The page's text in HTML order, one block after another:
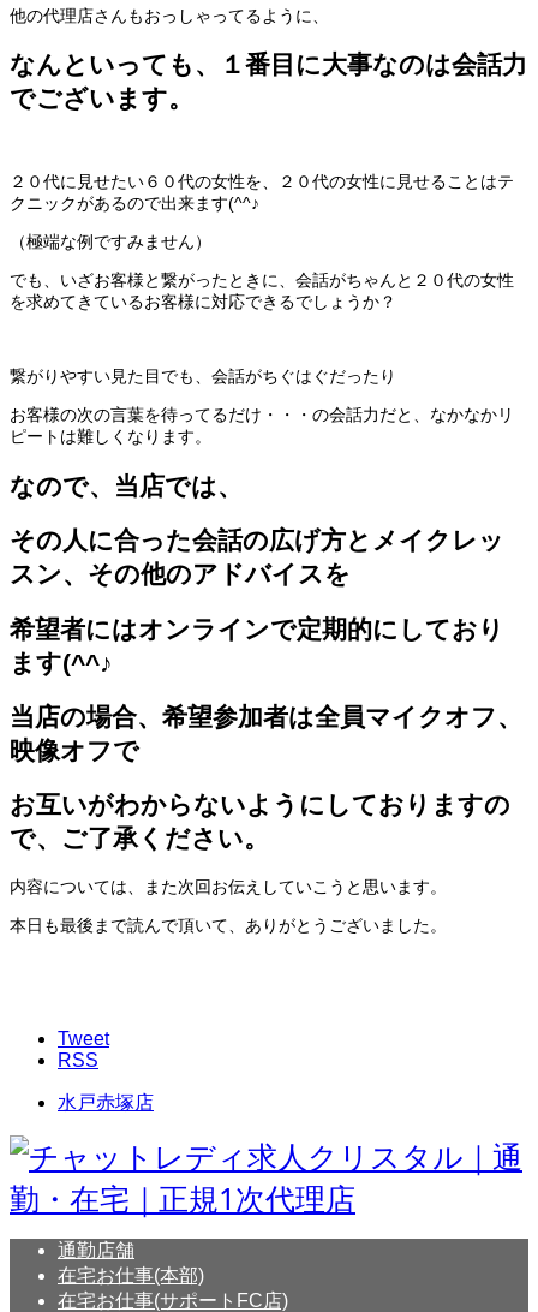
他の代理店さんもおっしゃってるように、
なんといっても、１番目に大事なのは会話力
でございます。
２０代に見せたい６０代の女性を、２０代の女性に見せることはテ
クニックがあるので出来ます(^^♪
（極端な例ですみません）
でも、いざお客様と繋がったときに、会話がちゃんと２０代の女性
を求めてきているお客様に対応できるでしょうか？
繋がりやすい見た目でも、会話がちぐはぐだったり
お客様の次の言葉を待ってるだけ・・・の会話力だと、なかなかリ
ピートは難しくなります。
なので、当店では、
その人に合った会話の広げ方とメイクレッ
スン、その他のアドバイスを
希望者にはオンラインで定期的にしており
ます(^^♪
当店の場合、希望参加者は全員マイクオフ、
映像オフで
お互いがわからないようにしておりますの
で、ご了承ください。
内容については、また次回お伝えしていこうと思います。
本日も最後まで読んで頂いて、ありがとうございました。
Tweet
RSS
水戸赤塚店
通勤店舗
在宅お仕事(本部)
在宅お仕事(サポートFC店)